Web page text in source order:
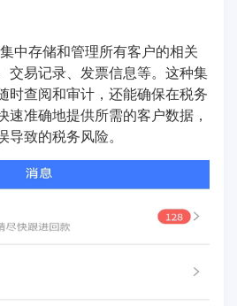
中存储和管理所有客户的相关
交易记录、发票信息等。这种集
时查阅和审计，还能确保在税务
速准确地提供所需的客户数据，
致的税务风险。